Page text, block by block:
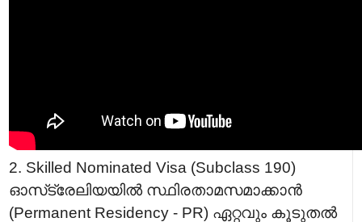
2. Skilled Nominated Visa (Subclass 190)
ഓസ്‌ട്രേലിയയിൽ സ്ഥിരതാമസമാക്കാൻ
(Permanent Residency - PR) ഏറ്റവും കൂടുതൽ